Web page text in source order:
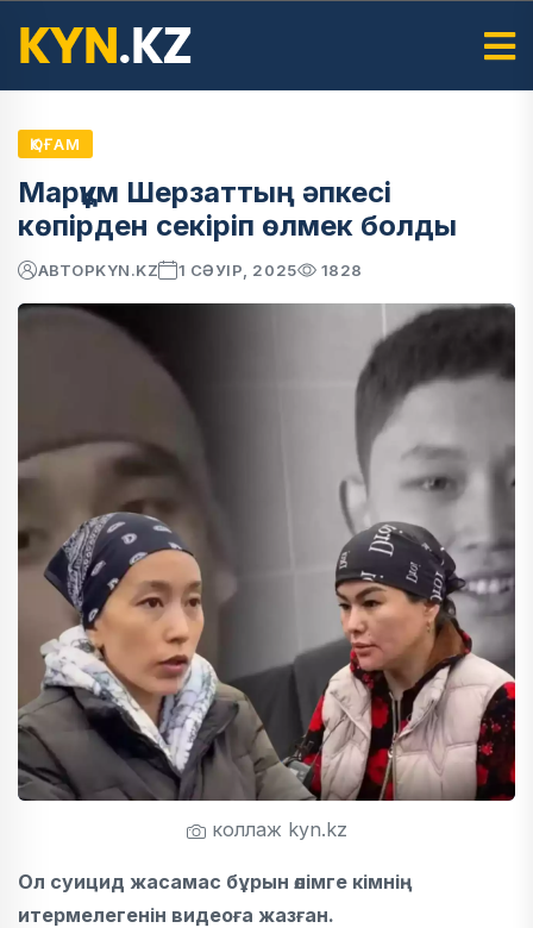
ҚОҒАМ
Марқұм Шерзаттың әпкесі
көпірден секіріп өлмек болды
АВТОРKYN.KZ 1 СӘУІР, 2025 1828
коллаж kyn.kz
Ол суицид жасамас бұрын өлімге кімнің
итермелегенін видеоға жазған.